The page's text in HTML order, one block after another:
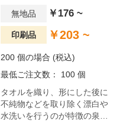
無地品 ￥176 ~
印刷品 ￥203 ~
200 個の場合 (税込)
最低ご注文数： 100 個
タオルを織り、形にした後に
不純物などを取り除く漂白や
水洗いを行うのが特徴の泉州